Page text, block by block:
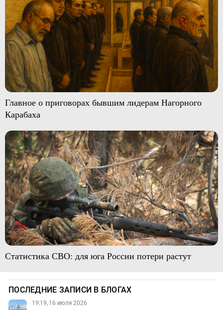
Главное о приговорах бывшим лидерам Нагорного
Карабаха
Статистика СВО: для юга России потери растут
ПОСЛЕДНИЕ ЗАПИСИ В БЛОГАХ
19:19, 16 июля 2026